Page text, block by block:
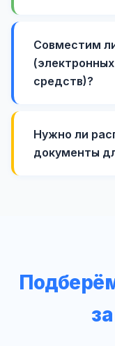
Совместим
средств)?
Нужно ли
документы